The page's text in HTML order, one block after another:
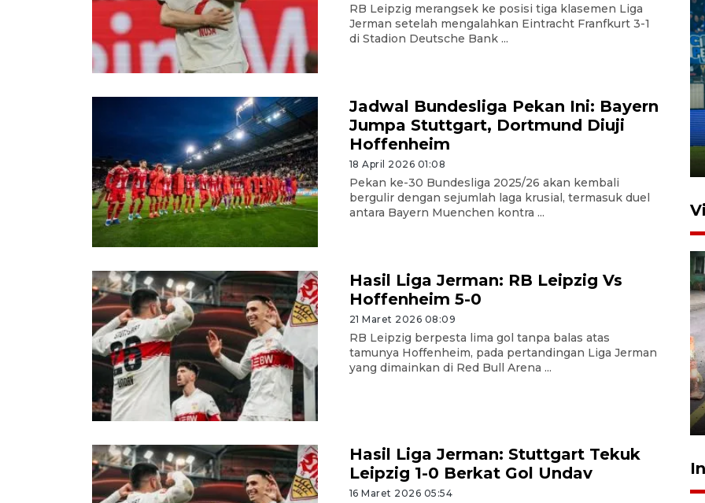
RB Leipzig merangsek ke posisi tiga klasemen Liga
Jerman setelah mengalahkan Eintracht Franfkurt 3-1
di Stadion Deutsche Bank ...
Jadwal Bundesliga Pekan Ini: Bayern
Jumpa Stuttgart, Dortmund Diuji
Hoffenheim
18 April 2026 01:08
Pekan ke-30 Bundesliga 2025/26 akan kembali
bergulir dengan sejumlah laga krusial, termasuk duel
antara Bayern Muenchen kontra ...
Hasil Liga Jerman: RB Leipzig Vs
Hoffenheim 5-0
21 Maret 2026 08:09
RB Leipzig berpesta lima gol tanpa balas atas
tamunya Hoffenheim, pada pertandingan Liga Jerman
yang dimainkan di Red Bull Arena ...
Hasil Liga Jerman: Stuttgart Tekuk
Leipzig 1-0 Berkat Gol Undav
16 Maret 2026 05:54
Penutupan latihan bela negara
dan manajerial SPPI di
Balikpapan
Pigai: Penangkapan begal
tetap kewenangan aparat